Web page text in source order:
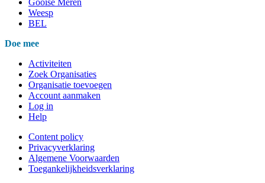
Gooise Meren
Weesp
BEL
Doe mee
Activiteiten
Zoek Organisaties
Organisatie toevoegen
Account aanmaken
Log in
Help
Content policy
Privacyverklaring
Algemene Voorwaarden
Toegankelijkheidsverklaring